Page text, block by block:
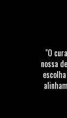
"O
nossa